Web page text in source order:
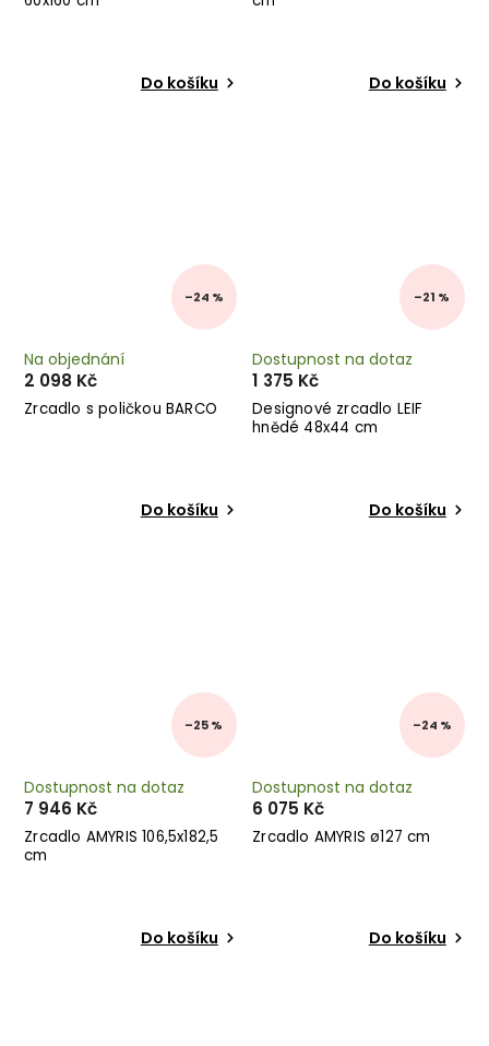
Do košíku Do košíku
–24 %
Zrcadlo s poličkou BARCO
Na objednání
2 098 Kč
Do košíku
–21 %
Designové zrcadlo LEIF
hnědé 48x44 cm
Dostupnost na dotaz
1 375 Kč
Do košíku
–25 %
Zrcadlo AMYRIS 106,5x182,5
cm
Dostupnost na dotaz
7 946 Kč
Do košíku
–24 %
Zrcadlo AMYRIS ø127 cm
Dostupnost na dotaz
6 075 Kč
Do košíku